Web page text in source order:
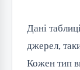
Дані
джерел,
Кожен тип